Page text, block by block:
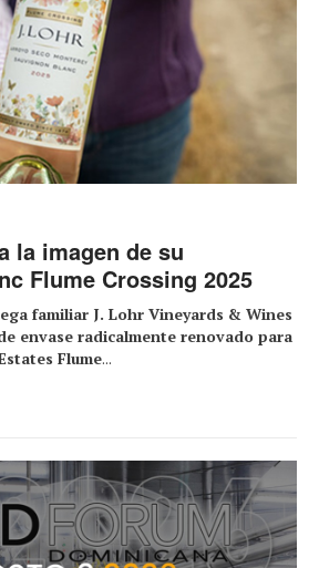
la imagen de su
Flume Crossing 2025
familiar J. Lohr Vineyards & Wines
envase radicalmente renovado para
Flume...